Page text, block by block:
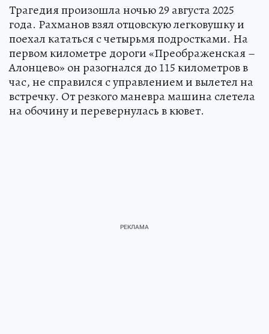
Трагедия произошла ночью 29 августа 2025
года. Рахманов взял отцовскую легковушку и
поехал кататься с четырьмя подростками. На
первом километре дороги «Преображенская –
Алонцево» он разогнался до 115 километров в
час, не справился с управлением и вылетел на
встречку. От резкого маневра машина слетела
на обочину и перевернулась в кювет.